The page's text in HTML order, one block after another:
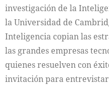
investigación de la
la Universidad de
Inteligencia copian las
las grandes empresas
quienes resuelven con
invitación para